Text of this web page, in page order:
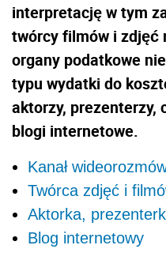
interpretację w tym
twórcy filmów i zdjęć
organy podatkowe
typu wydatki do
aktorzy, prezenterzy,
blogi internetowe.
Kanał
Twórca zdjęć i
Aktorka,
Blog internetowy